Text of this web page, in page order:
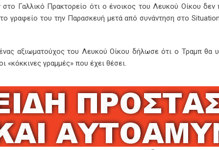
στο Γαλλικό Πρακτορείο ότι ο ένοικος του Λευκού Οίκου
γραφείο του την Παρασκευή μετά από συνάντηση στο
αξιωματούχος του Λευκού Οίκου δήλωσε ότι ο Τραμπ θα
«κόκκινες γραμμές» που έχει θέσει.